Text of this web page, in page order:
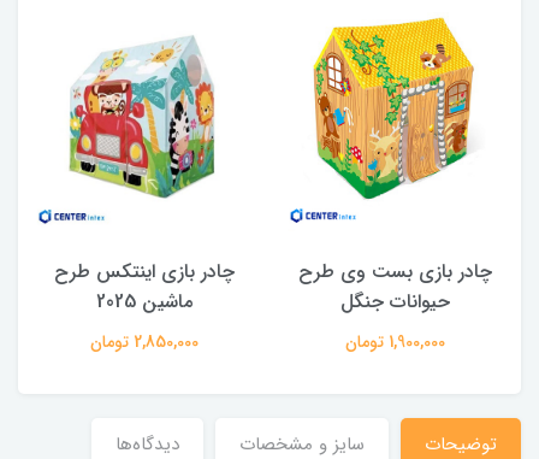
چادر بازی بست وی طرح
حیوانات جنگل
1,900,000 تومان
چادر بازی اینتکس طرح
ماشین 2025
2,850,000 تومان
توضیحات سایز و مشخصات دیدگاه‌ها